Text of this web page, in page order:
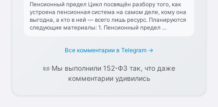
Пенсионный предел Цикл посвящён разбору того, как
устроена пенсионная система на самом деле, кому она
выгодна, а кто в ней — всего лишь ресурс. Планируются
следующие материалы: 1. Пенсионный предел ...
Все комментарии в Telegram →
📜 Мы выполнили 152-ФЗ так, что даже
комментарии удивились